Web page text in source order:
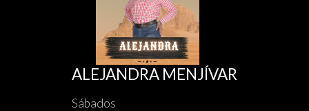
ALEJANDRA MENJÍVAR
Sábados